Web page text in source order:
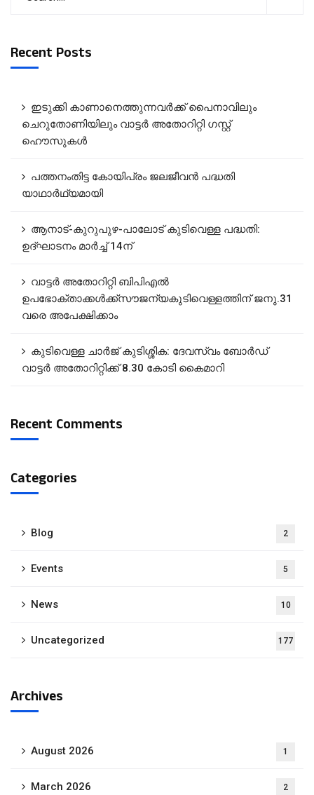
Recent Posts
ഇടുക്കി കാണാനെത്തുന്നവർക്ക് പൈനാവിലും
ചെറുതോണിയിലും വാട്ടർ അതോറിറ്റി ഗസ്റ്റ്
ഹൌസുകൾ
പത്തനംതിട്ട കോയിപ്രം ജലജീവൻ പദ്ധതി
യാഥാർഥ്യമായി
ആനാട്‌-കുറുപുഴ-പാലോട്‌ കുടിവെള്ള പദ്ധതി:
ഉദ്ഘാടനം മാർച്ച് 14ന്
വാട്ടർ അതോറിറ്റി ബിപിഎൽ
ഉപഭോക്താക്കൾക്ക്സൗജന്യകുടിവെള്ളത്തിന് ജനു.31
വരെ അപേക്ഷിക്കാം
കുടിവെള്ള ചാർജ് കുടിശ്ശിക: ദേവസ്വം ബോർഡ്
വാട്ടർ അതോറിറ്റിക്ക് 8.30 കോടി കൈമാറി
Recent Comments
Categories
Blog 2
Events 5
News 10
Uncategorized 177
Archives
August 2026 1
March 2026 2